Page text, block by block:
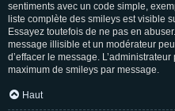
sentiments avec un code simple,
liste complète des smileys est visible
Essayez toutefois de ne pas en
message illisible et un modérateur
d’effacer le message.
maximum de smileys par message.
Haut